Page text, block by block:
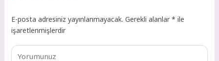
E-posta adresiniz yayınlanmayacak. Gerekli alanlar* ile
işaretlenmişlerdir